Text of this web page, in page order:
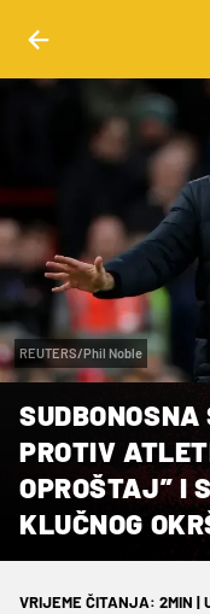
REUTERS/Phil Noble
PROTIV
OPROŠTAJ” I
KLUČNOG
VRIJEME ČITANJA: 2MIN |